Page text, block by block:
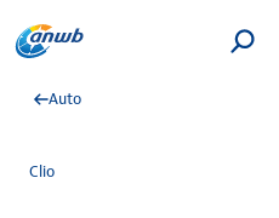
Auto
Clio